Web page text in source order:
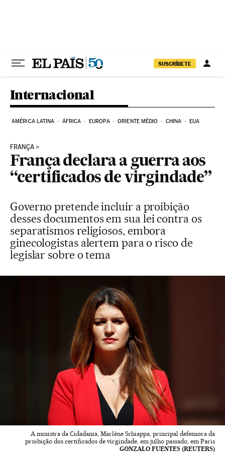
SUSCRÍBETE
Internacional
AMÉRICA LATINA ÁFRICA EUROPA ORIENTE MÉDIO CHINA EUA
FRANÇA
França declara a guerra aos
“certificados de virgindade”
Governo pretende incluir a proibição
desses documentos em sua lei contra os
separatismos religiosos, embora
ginecologistas alertem para o risco de
legislar sobre o tema
A ministra da Cidadania, Marlène Schiappa, principal defensora da
proibição dos certificados de virgindade, em julho passado, em Paris
GONZALO FUENTES (REUTERS)